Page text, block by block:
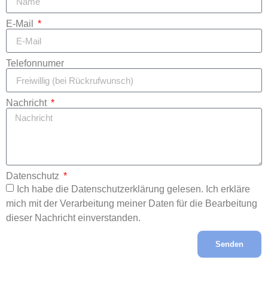
E-Mail
Telefonnumer
Nachricht
Datenschutz
Ich habe die Datenschutzerklärung gelesen. Ich erkläre
mich mit der Verarbeitung meiner Daten für die Bearbeitung
dieser Nachricht einverstanden.
Senden